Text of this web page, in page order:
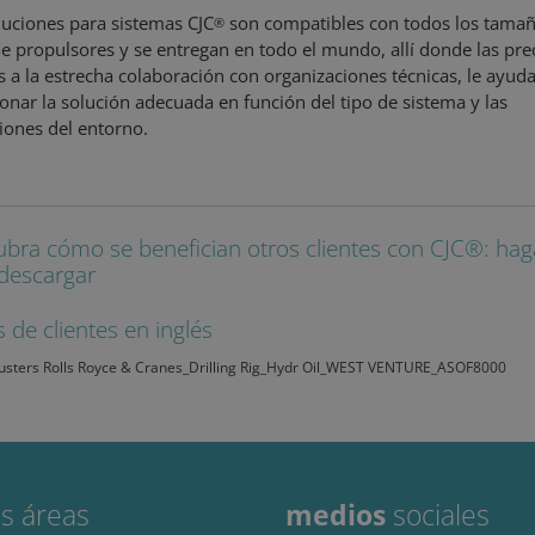
para sistemas CJC® son compatibles con todos los
propulsores y se entregan en todo el mundo, allí donde las
a la estrecha colaboración con organizaciones técnicas, le
la solución adecuada en función del tipo de sistema y las
del entorno.
cómo se benefician otros clientes con CJC®:
de clientes en inglés
Rolls Royce & Cranes_Drilling Rig_Hydr Oil_WEST VENTURE_ASOF8000
áreas
medios sociales
/
Vencimiento Descripción
6 meses Used to store guest consent to the use of cookies for
Storage type
distinguish unique users by assigning a randomly generated
identifier. It is included in each page request in a site and
Vencimiento Descripción